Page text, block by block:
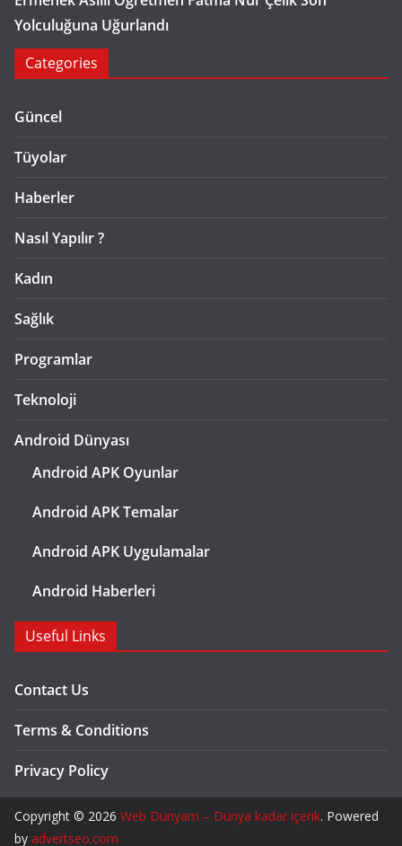
Yolculuğuna Uğurlandı
Categories
Güncel
Tüyolar
Haberler
Nasıl Yapılır ?
Kadın
Sağlık
Programlar
Teknoloji
Android Dünyası
Android APK Oyunlar
Android APK Temalar
Android APK Uygulamalar
Android Haberleri
Useful Links
Contact Us
Terms & Conditions
Privacy Policy
Copyright © 2026 Web Dünyam – Dünya kadar içerik. Powered
by advertseo.com